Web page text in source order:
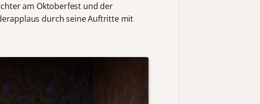
am Oktoberfest und der
durch seine Auftritte mit